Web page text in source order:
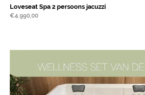
Loveseat Spa 2 persoons jacuzzi
€4.990,00